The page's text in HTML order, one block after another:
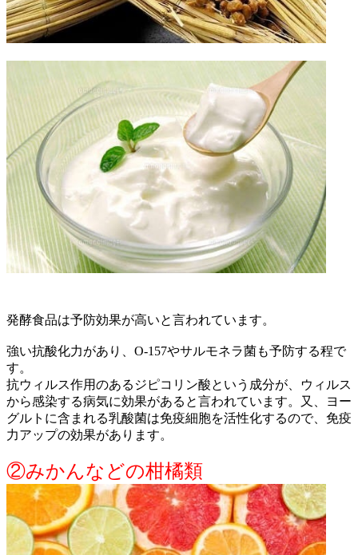
発酵食品は予防効果が高いと言われています。
強い抗酸化力があり、O-157やサルモネラ菌も予防する程で
す。
抗ウィルス作用のあるジピコリン酸という成分が、ウィルス
から感染する病気に効果があると言われています。又、ヨー
グルトに含まれる乳酸菌は免疫細胞を活性化するので、免疫
力アップの効果があります。
②みかんなどの柑橘類